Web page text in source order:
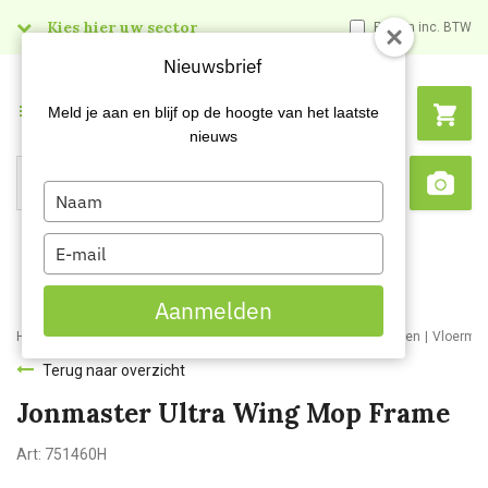
Kies hier uw sector Prijzen inc. BTW
Search
Menu
Home Webshop Schoonmaakartikelen Schoonmaakmaterialen
Terug naar overzicht
Jonmaster Ultra Wing Mop Frame
Art: 751460H
Nieuwsbrief
Meld je aan en blijf op de hoogte van het laatste
nieuws
Type
your
name
Type
your
email
Aanmelden